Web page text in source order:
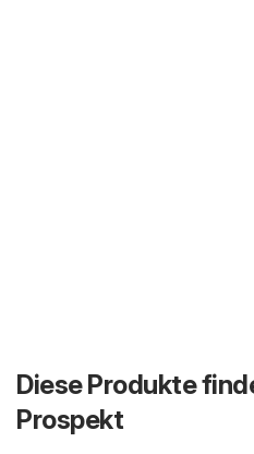
Diese Produkte
Prospekt